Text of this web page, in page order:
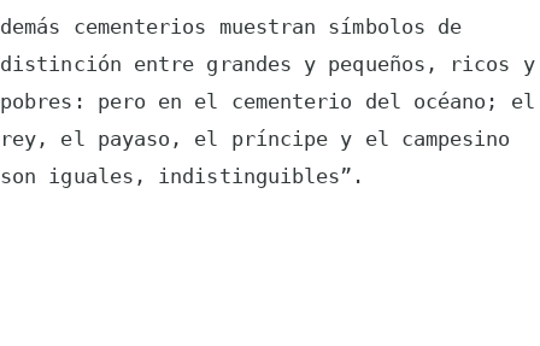
demás cementerios muestran símbolos de
distinción entre grandes y pequeños, ricos y
pobres: pero en el cementerio del océano; el
rey, el payaso, el príncipe y el campesino
son iguales, indistinguibles”.